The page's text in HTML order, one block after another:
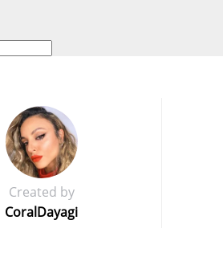
Created by
CoralDayagi